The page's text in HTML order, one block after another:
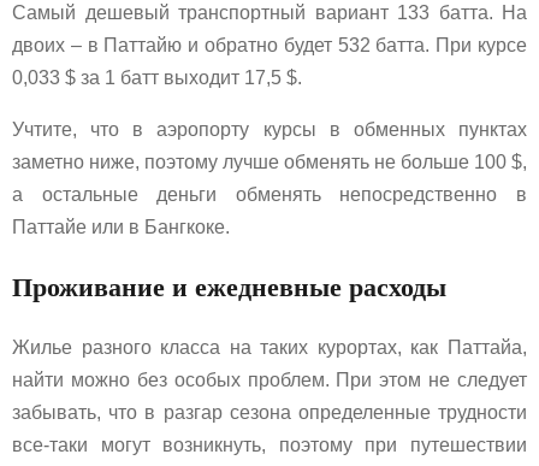
Самый дешевый транспортный вариант 133 батта. На
двоих – в Паттайю и обратно будет 532 батта. При курсе
0,033 $ за 1 батт выходит 17,5 $.
Учтите, что в аэропорту курсы в обменных пунктах
заметно ниже, поэтому лучше обменять не больше 100 $,
а остальные деньги обменять непосредственно в
Паттайе или в Бангкоке.
Проживание и ежедневные расходы
Жилье разного класса на таких курортах, как Паттайа,
найти можно без особых проблем. При этом не следует
забывать, что в разгар сезона определенные трудности
все-таки могут возникнуть, поэтому при путешествии